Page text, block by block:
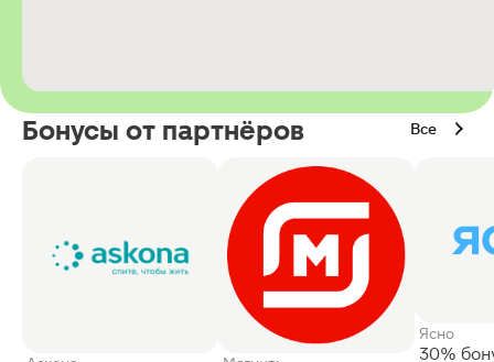
Бонусы от партнёров Все
Ясно
30%